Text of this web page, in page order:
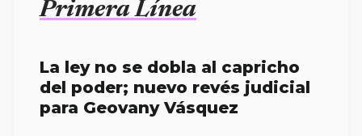
Primera Línea
La ley no se dobla al capricho
del poder; nuevo revés judicial
para Geovany Vásquez